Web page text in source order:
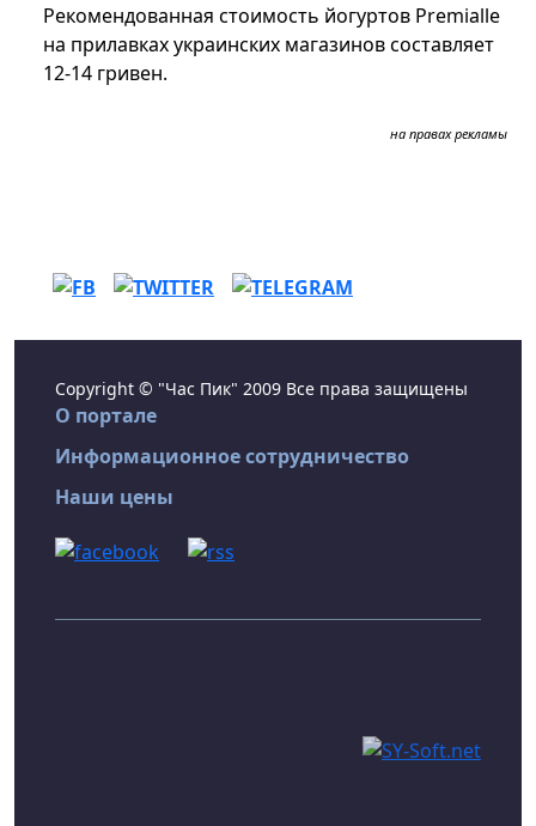
Рекомендованная стоимость йогуртов Premialle
на прилавках украинских магазинов составляет
12-14 гривен.
на правах рекламы
Copyright © "Час Пик" 2009 Все права защищены
О портале
Информационное сотрудничество
Наши цены